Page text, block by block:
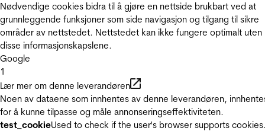
Nødvendige cookies bidra til å gjøre en nettside brukbart ved at
grunnleggende funksjoner som side navigasjon og tilgang til sikre
områder av nettstedet. Nettstedet kan ikke fungere optimalt uten
disse informasjonskapslene.
Google
1
Lær mer om denne leverandøren
Noen av dataene som innhentes av denne leverandøren,
for å kunne tilpasse og måle annonseringseffektiviteten.
test_cookieUsed to check if the user's browser supports